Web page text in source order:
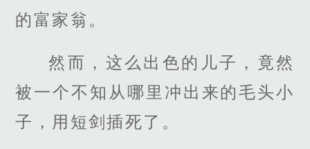
的富家翁。
然而，这么出色的儿子，竟然
被一个不知从哪里冲出来的毛头小
子，用短剑插死了。